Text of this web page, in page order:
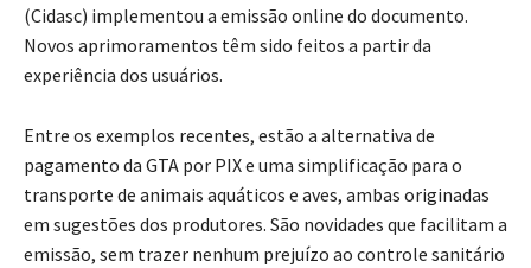
(Cidasc) implementou a emissão online do documento.
Novos aprimoramentos têm sido feitos a partir da
experiência dos usuários.
Entre os exemplos recentes, estão a alternativa de
pagamento da GTA por PIX e uma simplificação para o
transporte de animais aquáticos e aves, ambas originadas
em sugestões dos produtores. São novidades que facilitam a
emissão, sem trazer nenhum prejuízo ao controle sanitário